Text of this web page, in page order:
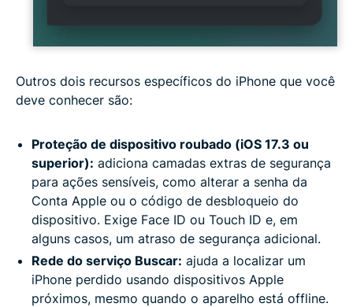
Outros dois recursos específicos do iPhone que você
deve conhecer são:
Proteção de dispositivo roubado (iOS 17.3 ou
superior): adiciona camadas extras de segurança
para ações sensíveis, como alterar a senha da
Conta Apple ou o código de desbloqueio do
dispositivo. Exige Face ID ou Touch ID e, em
alguns casos, um atraso de segurança adicional.
Rede do serviço Buscar: ajuda a localizar um
iPhone perdido usando dispositivos Apple
próximos, mesmo quando o aparelho está offline.